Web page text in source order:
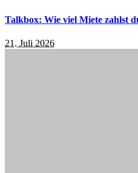
Talkbox: Wie viel Miete zahlst
21. Juli 2026